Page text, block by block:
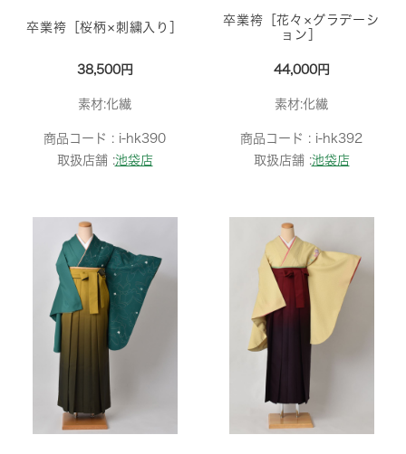
卒業袴［桜柄×刺繍入り］
38,500円
素材:化繊
商品コード : i-hk390
取扱店舗 :池袋店
卒業袴［花々×グラデーシ
ョン］
44,000円
素材:化繊
商品コード : i-hk392
取扱店舗 :池袋店